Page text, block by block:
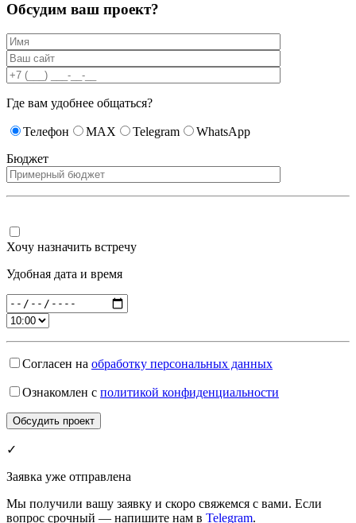
Обсудим ваш проект?
Где вам удобнее общаться?
Телефон MAX Telegram
WhatsApp
Бюджет
Хочу назначить встречу
Удобная дата и время
Согласен на обработку персональных данных
Ознакомлен с политикой конфиденциальности
✓
Заявка уже отправлена
Мы получили вашу заявку и скоро свяжемся с вами. Если
вопрос срочный — напишите нам в Telegram.